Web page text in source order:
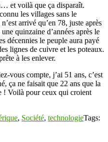
et voilà que ça disparaît.
les villages sans le
arrivé qu’en 78, juste après
quinzaine d’années après le
décennies le peuple aura payé
lignes de cuivre et les poteaux.
à les enlever.
vous compte, j’ai 51 ans, c’est
ça ne faisait que 22 ans que la
! Voilà pour ceux qui croient
, Société, technologieTags: